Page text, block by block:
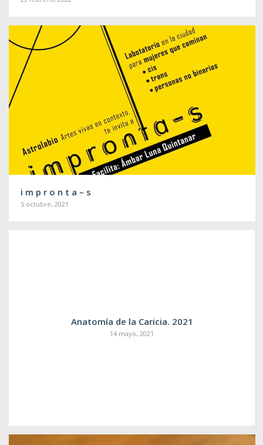
i m p r o n t a – s
5 octubre, 2021
Anatomía de la Caricia. 2021
14 mayo, 2021